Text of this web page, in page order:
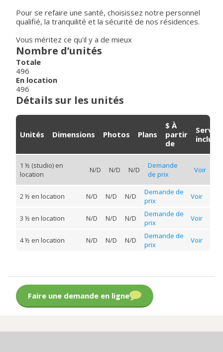
Pour se refaire une santé, choisissez notre personnel
qualifié, la tranquilité et la sécurité de nos résidences.
Vous méritez ce qu'il y a de mieux
Nombre d’unités
Totale
496
En location
496
Détails sur les unités
Unités Dimensions Photos Plans
$ À
partir
de
inclus
1 ½ (studio) en
location
N/D N/D N/D
Demande
de prix
Voir
2 ½ en location N/D N/D N/D
Demande de
prix
Voir
3 ½ en location N/D N/D N/D
Demande de
prix
Voir
4 ½ en location N/D N/D N/D
Demande de
prix
Voir
Faire une demande en ligne